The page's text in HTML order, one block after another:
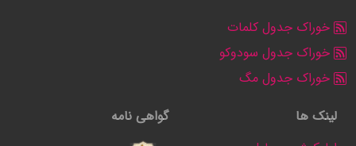
خوراک جدول کلمات
خوراک جدول سودوکو
خوراک جدول مگ
لینک ها
گواهی نامه